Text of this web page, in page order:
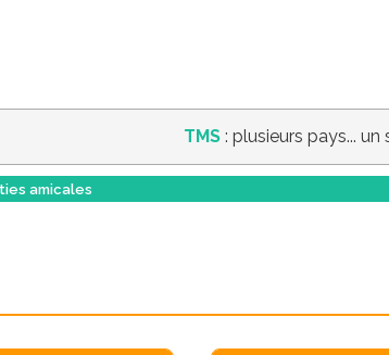
TMS : plusieurs pays...
amicales